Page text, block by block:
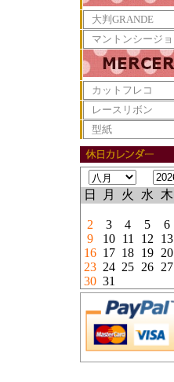
大判GRANDE
マントンシージョ
カットフレコ
レースリボン
型紙
日 月 火 水 木
2
3 4 5 6
9
10 11 12 13
16 17 18 19 20
23 24 25 26 27
30 31